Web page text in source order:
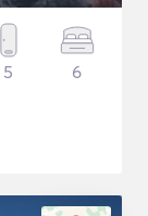
5 6